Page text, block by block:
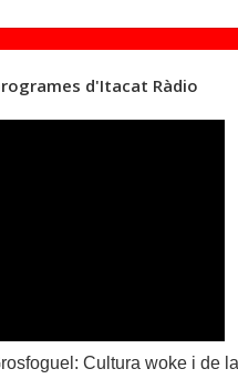
d'Itacat Ràdio
Cultura woke i de la